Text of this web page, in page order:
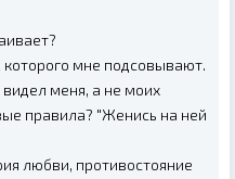
мне подсовывают.
меня, а не моих
правила? "Женись на ней
любви, противостояние